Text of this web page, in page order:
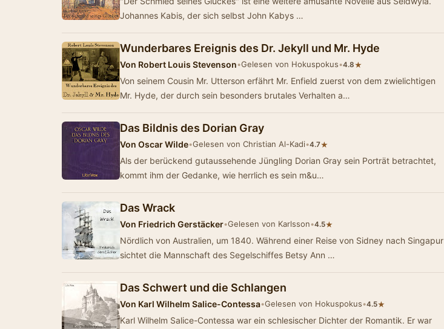
Johannes Kabis, der sich selbst John Kabys …
Wunderbares Ereignis des Dr. Jekyll und Mr. Hyde
Von Robert Louis Stevenson•Gelesen von Hokuspokus•4.8★
Von seinem Cousin Mr. Utterson erfährt Mr. Enfield zuerst von dem zwielichtigen
Mr. Hyde, der durch sein besonders brutales Verhalten a…
Das Bildnis des Dorian Gray
Von Oscar Wilde•Gelesen von Christian Al-Kadi•4.7★
Als der berückend gutaussehende Jüngling Dorian Gray sein Porträt betrachtet,
kommt ihm der Gedanke, wie herrlich es sein m&u…
Das Wrack
Von Friedrich Gerstäcker•Gelesen von Karlsson•4.5★
Nördlich von Australien, um 1840. Während einer Reise von Sidney nach Singapur
sichtet die Mannschaft des Segelschiffes Betsy Ann …
Das Schwert und die Schlangen
Von Karl Wilhelm Salice-Contessa•Gelesen von Hokuspokus•4.5★
Karl Wilhelm Salice-Contessa war ein schlesischer Dichter der Romantik. Er war